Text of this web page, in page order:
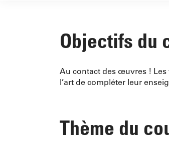
Objectifs du
Au contact des œuvres ! Les
l’art de compléter leur
Thème du